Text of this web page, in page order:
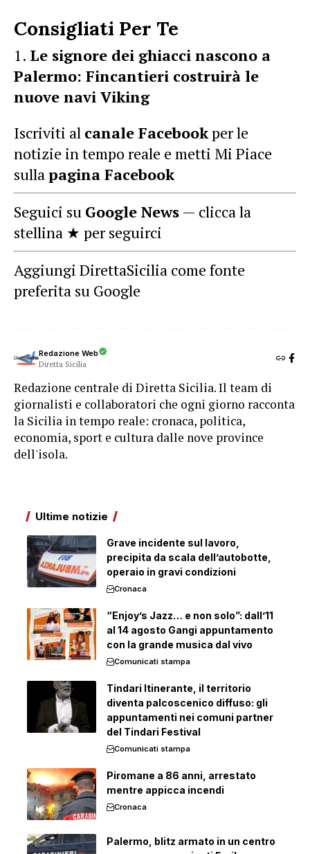
Consigliati Per Te
Le signore dei ghiacci nascono a
Palermo: Fincantieri costruirà le
nuove navi Viking
Iscriviti al canale Facebookper le
notizie in tempo reale e metti Mi Piace
sullapagina Facebook
Seguici su Google News — clicca la
stellina ★ per seguirci
Aggiungi DirettaSicilia come fonte
preferita su Google
Redazione Web
Diretta Sicilia
Redazione centrale di Diretta Sicilia. Il team di
giornalisti e collaboratori che ogni giorno racconta
la Sicilia in tempo reale: cronaca, politica,
economia, sport e cultura dalle nove province
dell'isola.
Ultime notizie
Grave incidente sul lavoro,
precipita da scala dell’autobotte,
operaio in gravi condizioni
Cronaca
“Enjoy’s Jazz… e non solo”: dall’11
al 14 agosto Gangi appuntamento
con la grande musica dal vivo
Comunicati stampa
Tindari Itinerante, il territorio
diventa palcoscenico diffuso: gli
appuntamenti nei comuni partner
del Tindari Festival
Comunicati stampa
Piromane a 86 anni, arrestato
mentre appicca incendi
Cronaca
Palermo, blitz armato in un centro